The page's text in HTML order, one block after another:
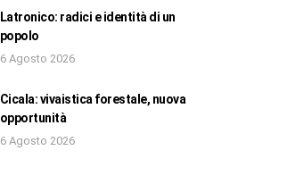
Latronico: radici e identità di un
popolo
6 Agosto 2026
Cicala: vivaistica forestale, nuova
opportunità
6 Agosto 2026